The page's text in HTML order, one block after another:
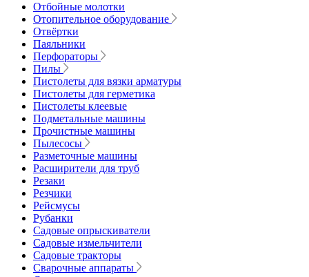
Отбойные молотки
Отопительное оборудование
Отвёртки
Паяльники
Перфораторы
Пилы
Пистолеты для вязки арматуры
Пистолеты для герметика
Пистолеты клеевые
Подметальные машины
Прочистные машины
Пылесосы
Разметочные машины
Расширители для труб
Резаки
Резчики
Рейсмусы
Рубанки
Садовые опрыскиватели
Садовые измельчители
Садовые тракторы
Сварочные аппараты